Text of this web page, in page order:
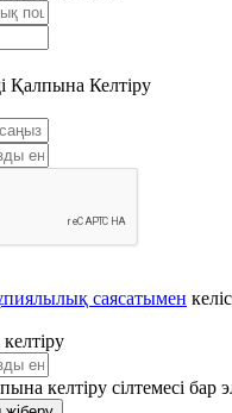
Қалпына Келтіру
саясатымен
келтіру сілтемесі